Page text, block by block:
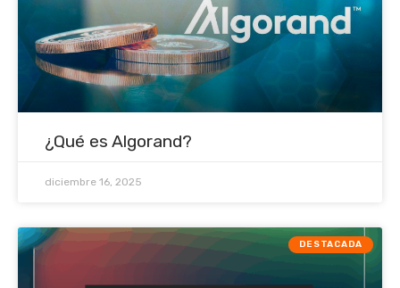
¿Qué es Algorand?
diciembre 16, 2025
DESTACADA